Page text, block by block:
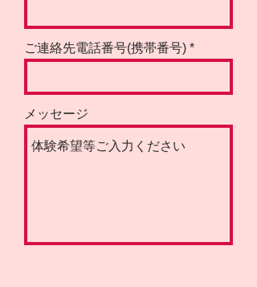
ご連絡先電話番号(携帯番号)
メッセージ